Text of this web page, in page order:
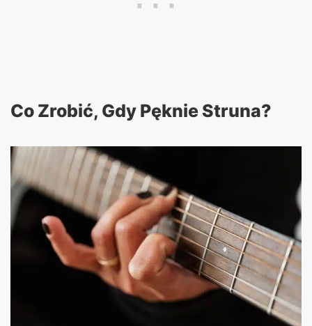
Co Zrobić, Gdy Pęknie Struna?